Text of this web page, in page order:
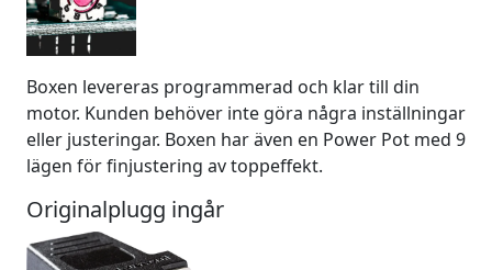
Boxen levereras programmerad och klar till din
motor. Kunden behöver inte göra några inställningar
eller justeringar. Boxen har även en Power Pot med 9
lägen för finjustering av toppeffekt.
Originalplugg ingår